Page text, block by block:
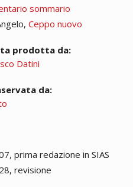
sommario
Ceppo nuovo
prodotta da:
Datini
da:
prima redazione in SIAS
revisione